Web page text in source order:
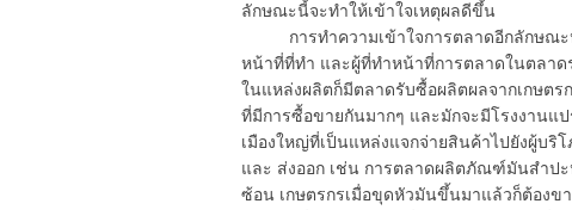
ลักษณะนี้จะทำให้เข้าใจเหตุผลดีขึ้น
การทำความเข้าใจการตลาดอีกลักษณะห
หน้าที่ที่ทำ และผู้ที่ทำหน้าที่การตลาดในตลา
ในแหล่งผลิตก็มีตลาดรับซื้อผลิตผลจากเกษตร
ที่มีการซื้อขายกันมากๆ และมักจะมีโรงงานแ
เมืองใหญ่ที่เป็นแหล่งแจกจ่ายสินค้าไปยังผู้บริ
และ ส่งออก เช่น การตลาดผลิตภัณฑ์มันสำป
ซ้อน เกษตรกรเมื่อขุดหัวมันขึ้นมาแล้วก็ต้องข